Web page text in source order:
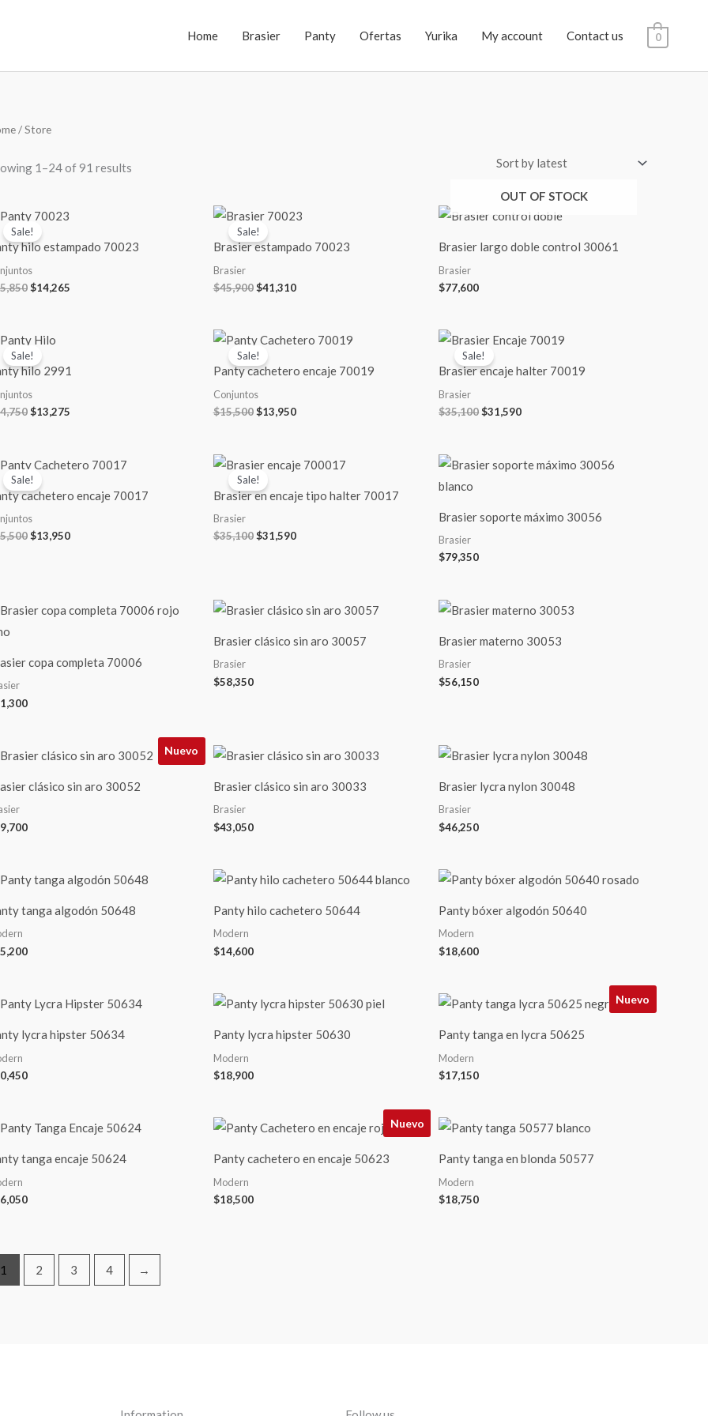
Home Brasier Panty Ofertas Yurika My account Contact us 0
/ Store
1–24 of 91 results
Sale!
hilo estampado 70023
Original
price
was:
$15,850.
$14,265
$14,265.
Sale!
Brasier estampado 70023
Brasier
$45,900
Original
price
was:
$45,900.
$41,310
Current
price
$41,310.
OUT OF STOCK
Brasier largo doble control 30061
Brasier
$77,600
Sale!
hilo 2991
Original
price
was:
$14,750.
$13,275
$13,275.
Sale!
Panty cachetero encaje 70019
Conjuntos
$15,500
Original
price
was:
$15,500.
$13,950
Current
price
$13,950.
Sale!
Brasier encaje halter 70019
Brasier
$35,100
Original
price
was:
$35,100.
$31,590
Current
price
$31,590.
Sale!
cachetero encaje 70017
Original
price
was:
$15,500.
$13,950
Current
price
$13,950.
Sale!
Brasier en encaje tipo halter 70017
Brasier
$35,100
Original
price
was:
$35,100.
$31,590
Current
price
$31,590.
Brasier soporte máximo 30056
Brasier
$79,350
copa completa 70006
Brasier clásico sin aro 30057
Brasier
$58,350
Brasier materno 30053
Brasier
$56,150
Nuevo
clásico sin aro 30052 Brasier clásico sin aro 30033
Brasier
$43,050
Brasier lycra nylon 30048
Brasier
$46,250
tanga algodón 50648 Panty hilo cachetero 50644
Modern
$14,600
Panty bóxer algodón 50640
Modern
$18,600
lycra hipster 50634 Panty lycra hipster 50630
Modern
$18,900
Nuevo
Panty tanga en lycra 50625
Modern
$17,150
tanga encaje 50624
Nuevo
Panty cachetero en encaje 50623
Modern
$18,500
Panty tanga en blonda 50577
Modern
$18,750
1 2 3 4 →